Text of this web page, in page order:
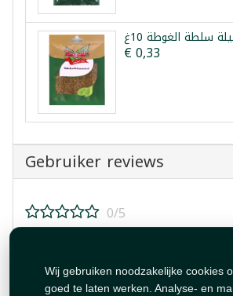
Wij gebruiken noodzakelijke cookies
goed te laten werken. Analyse- en
سلطة الغوطة 10غ
€ 0,33
Gebruiker reviews
0/5